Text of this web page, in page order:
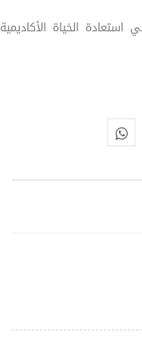
الخياة الأكاديمية